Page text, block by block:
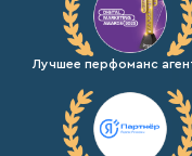
Лучшее перфоманс